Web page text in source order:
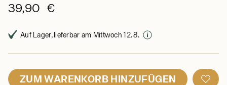
39,90 €
Auf Lager, lieferbar am Mittwoch 12. 8.
ZUM WARENKORB HINZUFÜGEN